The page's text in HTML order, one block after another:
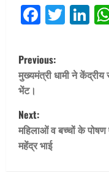
P
o
s
t
n
Previous:
मुख्यमंत्री धामी ने केंद्रीय
भेंट।
Next:
महिलाओं व बच्चों के पोषण
महेंद्र भाई